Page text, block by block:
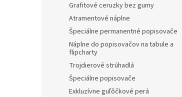
Grafitové ceruzky bez gumy
Atramentové náplne
Špeciálne permanentné popisovače
Náplne do popisovačov na tabule a
flipcharty
Trojdierové strúhadlá
Špeciálne popisovače
Exkluzívne guľôčkové perá